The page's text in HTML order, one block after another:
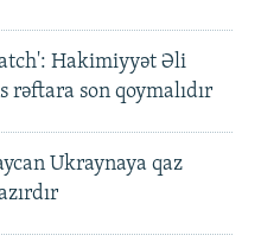
Hakimiyyət Əli
rəftara son qoymalıdır
Ukraynaya qaz